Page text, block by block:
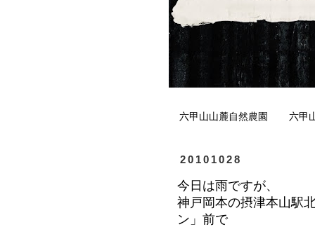
六甲山山麓自然農園 六甲
20101028
今日は雨ですが、
神戸岡本の摂津本山駅
ン」前で